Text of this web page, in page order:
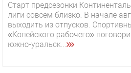
Старт предсезонки
лиги совсем близко. В начале
выходить из отпусков.
«Копейского рабочего»
южно-уральск...